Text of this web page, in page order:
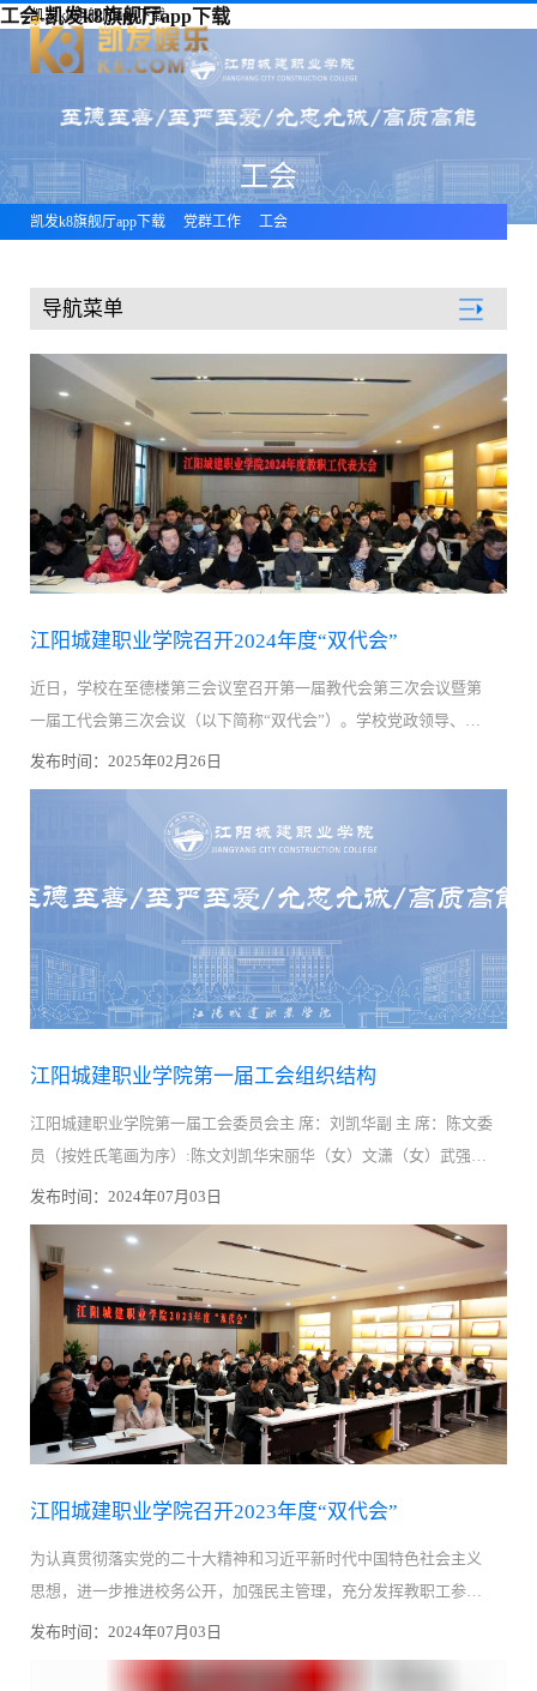
工会-凯发k8旗舰厅app下载
凯发k8旗舰厅app下载
工会
凯发k8旗舰厅app下载 党群工作 工会
导航菜单
党群工作
江阳城建职业学院召开2024年度“双代会”
近日，学校在至德楼第三会议室召开第一届教代会第三次会议暨第
一届工代会第三次会议（以下简称“双代会”）。学校党政领导、工
会委员、教代会委员、受邀老教授及代表70余人出席会议。会议由
党委副书记、工会主席刘凯华主持。大会在庄严的国歌声中拉开帷
幕。党委副书记、工会主席刘凯华作《江阳城建职业学院工会2024
年度工作报告》。全体代表们审议并表决通过了《2024年工会经费
审查委员会工作报告》《江阳城建职业学院人事绩效工资制度》等
制度文件。会议过程中，代表们紧紧围绕学校中心工作、狠抓内涵
建设、教学管理、保障师生权益保障等方面积极讨论。确保了参会
代表的合法性与代表性，这些举措将为教职工营造更加良好的工作
环境，并
发布时间：2025年02月26日
江阳城建职业学院第一届工会组织结构
江阳城建职业学院第一届工会委员会主 席：刘凯华副 主 席：陈文委
员（按姓氏笔画为序）:陈文刘凯华宋丽华（女）文潇（女）武强江
阳城建职业学院第一届工会经费审查工作委员会主任：文潇（女）
委员：（按姓氏笔画为序...
发布时间：2024年07月03日
江阳城建职业学院召开2023年度“双代会”
为认真贯彻落实党的二十大精神和习近平新时代中国特色社会主义
思想，进一步推进校务公开，加强民主管理，充分发挥教职工参与
学校管理的积极性，助力学校高质量发展。2024年1月19日江阳城建
职业学院在行政楼第三会议室...
发布时间：2024年07月03日